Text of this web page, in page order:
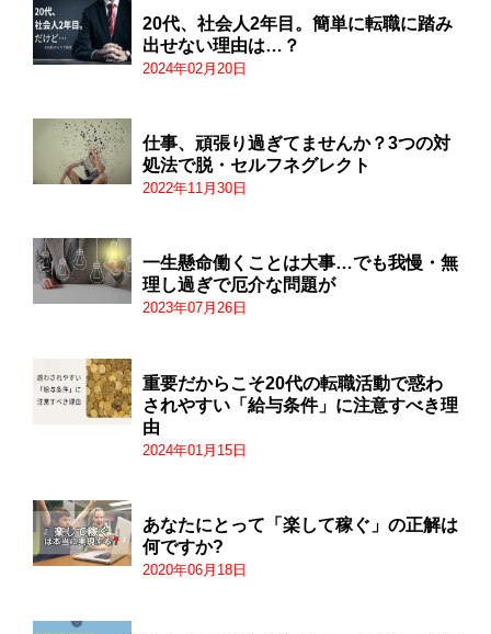
20代、社会人2年目。簡単に転職に踏み
出せない理由は…？
2024年02月20日
仕事、頑張り過ぎてませんか？3つの対
処法で脱・セルフネグレクト
2022年11月30日
一生懸命働くことは大事…でも我慢・無
理し過ぎで厄介な問題が
2023年07月26日
重要だからこそ20代の転職活動で惑わ
されやすい「給与条件」に注意すべき理
由
2024年01月15日
あなたにとって「楽して稼ぐ」の正解は
何ですか?
2020年06月18日